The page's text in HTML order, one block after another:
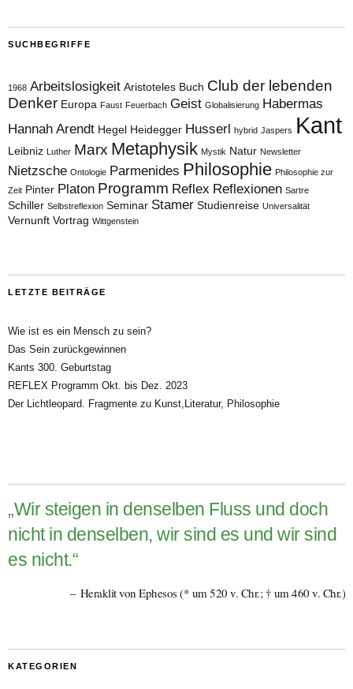
SUCHBEGRIFFE
1968 Arbeitslosigkeit Aristoteles Buch Club der lebenden
Denker Europa Faust Feuerbach Geist Globalisierung Habermas
Hannah Arendt Hegel Heidegger Husserl hybrid Jaspers Kant
Leibniz Luther Marx Metaphysik Mystik Natur Newsletter
Nietzsche Ontologie Parmenides Philosophie Philosophie zur
Zeit Pinter Platon Programm Reflex Reflexionen Sartre
Schiller Selbstreflexion Seminar Stamer Studienreise Universalität
Vernunft Vortrag Wittgenstein
LETZTE BEITRÄGE
Wie ist es ein Mensch zu sein?
Das Sein zurückgewinnen
Kants 300. Geburtstag
REFLEX Programm Okt. bis Dez. 2023
Der Lichtleopard. Fragmente zu Kunst,Literatur, Philosophie
„Wir steigen in denselben Fluss und doch
nicht in denselben, wir sind es und wir sind
es nicht.“
Heraklit von Ephesos (* um 520 v. Chr.; † um 460 v. Chr.)
KATEGORIEN